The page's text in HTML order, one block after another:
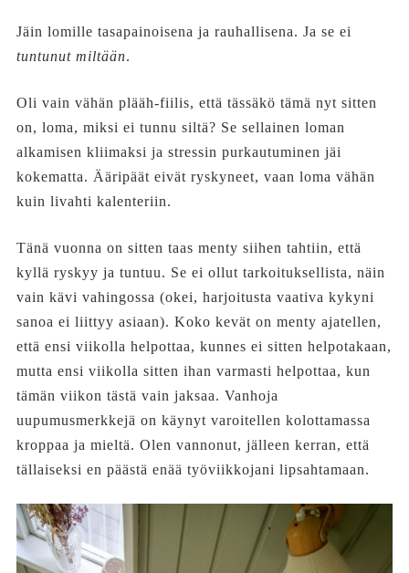
Jäin lomille tasapainoisena ja rauhallisena. Ja se ei
tuntunut miltään.
Oli vain vähän plääh-fiilis, että tässäkö tämä nyt sitten
on, loma, miksi ei tunnu siltä? Se sellainen loman
alkamisen kliimaksi ja stressin purkautuminen jäi
kokematta. Ääripäät eivät ryskyneet, vaan loma vähän
kuin livahti kalenteriin.
Tänä vuonna on sitten taas menty siihen tahtiin, että
kyllä ryskyy ja tuntuu. Se ei ollut tarkoituksellista, näin
vain kävi vahingossa (okei, harjoitusta vaativa kykyni
sanoa ei liittyy asiaan). Koko kevät on menty ajatellen,
että ensi viikolla helpottaa, kunnes ei sitten helpotakaan,
mutta ensi viikolla sitten ihan varmasti helpottaa, kun
tämän viikon tästä vain jaksaa. Vanhoja
uupumusmerkkejä on käynyt varoitellen kolottamassa
kroppaa ja mieltä. Olen vannonut, jälleen kerran, että
tällaiseksi en päästä enää työviikkojani lipsahtamaan.